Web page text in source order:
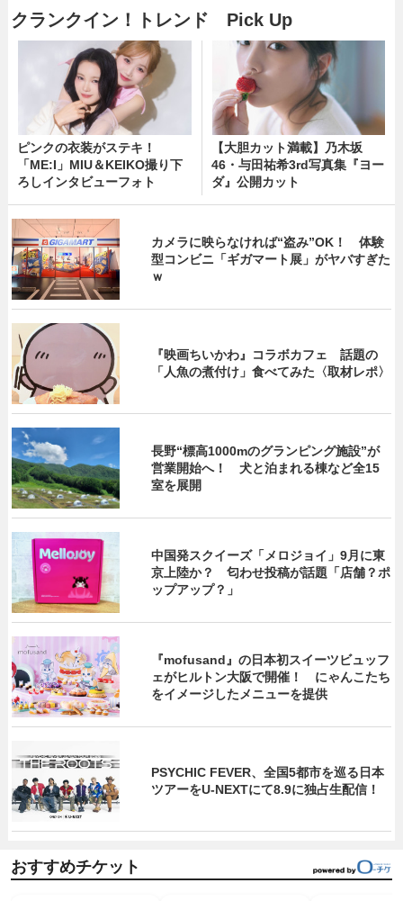
クランクイン！トレンド Pick Up
ピンクの衣装がステキ！
「ME:I」MIU＆KEIKO撮り下
ろしインタビューフォト
【大胆カット満載】乃木坂
46・与田祐希3rd写真集『ヨー
ダ』公開カット
カメラに映らなければ“盗み”OK！ 体験
型コンビニ「ギガマート展」がヤバすぎた
ｗ
『映画ちいかわ』コラボカフェ 話題の
「人魚の煮付け」食べてみた〈取材レポ〉
長野“標高1000mのグランピング施設”が
営業開始へ！ 犬と泊まれる棟など全15
室を展開
中国発スクイーズ「メロジョイ」9月に東
京上陸か？ 匂わせ投稿が話題「店舗？ポ
ップアップ？」
『mofusand』の日本初スイーツビュッフ
ェがヒルトン大阪で開催！ にゃんこたち
をイメージしたメニューを提供
PSYCHIC FEVER、全国5都市を巡る日本
ツアーをU‐NEXTにて8.9に独占生配信！
おすすめチケット